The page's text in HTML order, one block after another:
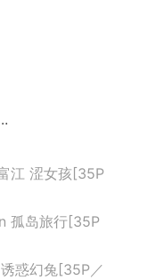
江 涩女孩[35P
孤岛旅行[35P
惑幻兔[35P／